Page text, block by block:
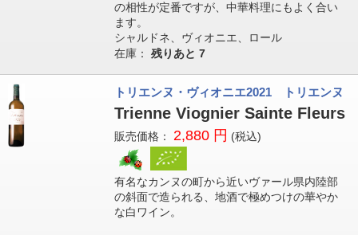
の相性が定番ですが、中華料理にもよく合い
ます。
シャルドネ、ヴィオニエ、ロール
在庫： 残りあと 7
トリエンヌ・ヴィオニエ2021 トリエンヌ
Trienne Viognier Sainte Fleurs
販売価格： 2,880 円 (税込)
有名なカンヌの町から近いヴァール県内陸部
の斜面で造られる、地酒で極めつけの華やか
な白ワイン。